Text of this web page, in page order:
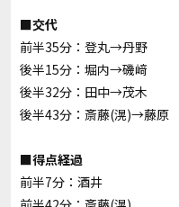
■交代
前半35分：登丸→丹野
後半15分：堀内→磯﨑
後半32分：田中→茂木
後半43分：斎藤(滉)→藤原
■得点経過
前半7分：酒井